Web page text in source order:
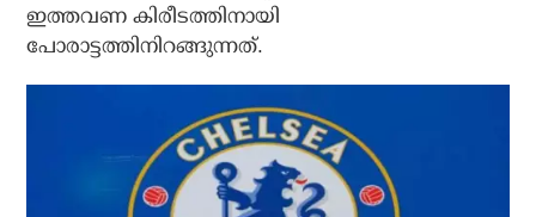
ഇത്തവണ കിരീടത്തിനായി
പോരാട്ടത്തിനിറങ്ങുന്നത്.